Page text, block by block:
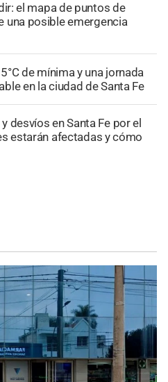
el mapa de puntos de
una posible emergencia
de mínima y una jornada
en la ciudad de Santa Fe
desvíos en Santa Fe por el
estarán afectadas y cómo